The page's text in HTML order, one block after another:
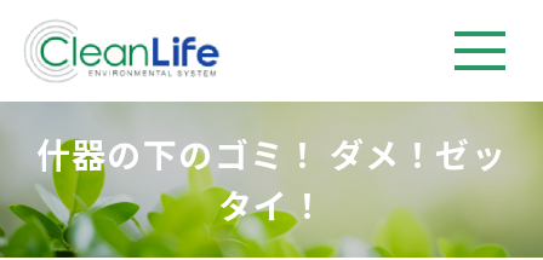
什器の下のゴミ！ ダメ！ゼッ
タイ！